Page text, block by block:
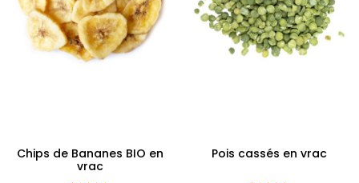
Chips de Bananes BIO en
vrac
Pois cassés en vrac